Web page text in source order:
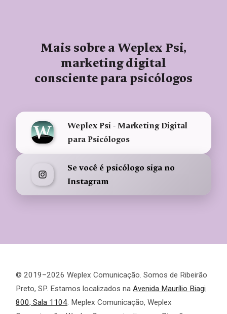
Mais sobre a Weplex Psi,
marketing digital
consciente para psicólogos
Weplex Psi - Marketing Digital
para Psicólogos
Se você é psicólogo siga no
Instagram
© 2019–2026 Weplex Comunicação. Somos de Ribeirão
Preto, SP. Estamos localizados na Avenida Maurílio Biagi
800, Sala 1104. Meplex Comunicação, Weplex